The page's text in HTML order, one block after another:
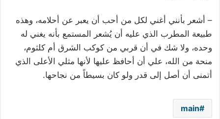
– أشعر بأنني أغني لكل من أحب أن يعبر عن أحلامه، وهذه
طبيعة المطرب الذي عليه أن يُشعر المستمع بأنه يغني له
وحده، ولا شك في أن قربي من كوكب الشرق أم كلثوم،
منحة من الله، علي أن أحافظ عليها لأنها مثلي الأعلى الذي
أتمنى أن أصل إلى قدر ولو كان بسيطاً من نجاحها.
main